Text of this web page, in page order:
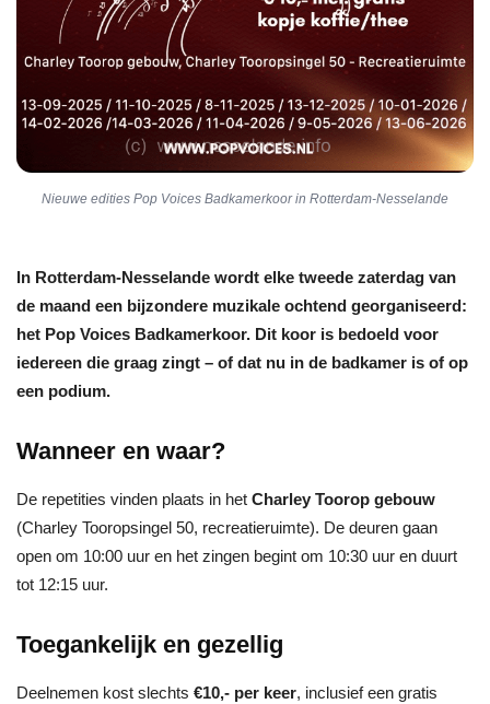
Nieuwe edities Pop Voices Badkamerkoor in Rotterdam-Nesselande
In Rotterdam-Nesselande wordt elke tweede zaterdag van
de maand een bijzondere muzikale ochtend georganiseerd:
het Pop Voices Badkamerkoor. Dit koor is bedoeld voor
iedereen die graag zingt – of dat nu in de badkamer is of op
een podium.
Wanneer en waar?
De repetities vinden plaats in het Charley Toorop gebouw
(Charley Tooropsingel 50, recreatieruimte). De deuren gaan
open om 10:00 uur en het zingen begint om 10:30 uur en duurt
tot 12:15 uur.
Toegankelijk en gezellig
Deelnemen kost slechts €10,- per keer, inclusief een gratis